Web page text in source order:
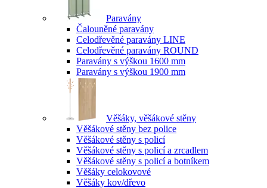
Paravány
Čalouněné paravány
Celodřevěné paravány LINE
Celodřevěné paravány ROUND
Paravány s výškou 1600 mm
Paravány s výškou 1900 mm
Věšáky, věšákové stěny
Věšákové stěny bez police
Věšákové stěny s policí
Věšákové stěny s policí a zrcadlem
Věšákové stěny s policí a botníkem
Věšáky celokovové
Věšáky kov/dřevo